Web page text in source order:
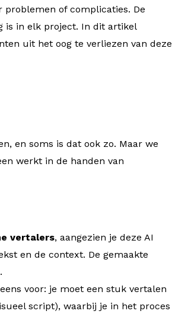
of complicaties. De
is in elk project. In dit artikel
uit het oog te verliezen van deze
en soms is dat ook zo. Maar we
werkt in de handen van
vertalers, aangezien je deze AI
en de context. De gemaakte
voor: je moet een stuk vertalen
script), waarbij je in het proces